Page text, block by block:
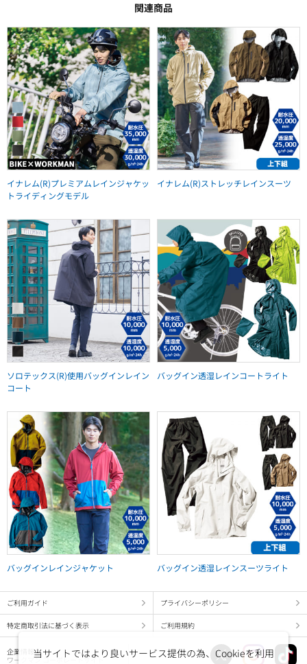
関連商品
イナレム(R)プレミアムレインジャケッ
トライディングモデル
イナレム(R)ストレッチレインスーツ
ソロテックス(R)使用バッグインレイン
コート
バッグイン透湿レインコートライト
バッグインレインジャケット バッグイン透湿レインスーツライト
ご利用ガイド プライバシーポリシー
特定商取引法に基づく表示 ご利用規約
企業情報
ワークマン コーポレートサイト
当サイトではより良いサービス提供の為、Cookieを利用